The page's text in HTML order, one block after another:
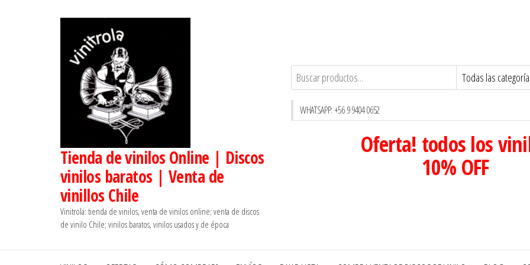
Tienda de vinilos Online | Discos
vinilos baratos | Venta de
vinillos Chile
Vinitrola: tienda de vinilos, venta de vinilos online; venta de discos
de vinilo Chile; vinilos baratos, vinilos usados y de época
WHATSAPP: +56 9 9404 0652
Oferta! todos los
10% OFF